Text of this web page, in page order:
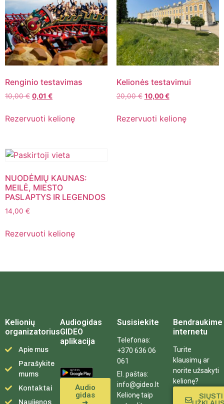
Renginio testavimas
10,00€ 0,01 €
Rezervuoti kelionę
Kelionės testavimui
20,00€ 10,00€
Rezervuoti kelionę
NUODĖMIŲ KAUNAS:
MEILĖ, MIESTO
PASLAPTYS IR LEGENDOS
14,00 €
Rezervuoti kelionę
Kelionių
organizatorius
Apie mus
Parašykite
mums
Kontaktai
Naujienos
Audiogidas
GIDEO
aplikacija
Audio
gidas
Susisiekite
Telefonas:
+370 636 06
061
El. paštas:
info@gideo.lt
Kelionę taip
Bendraukime
internetu
Turite
klausimų ar
norite užsakyti
kelionę?
SIŲSTI